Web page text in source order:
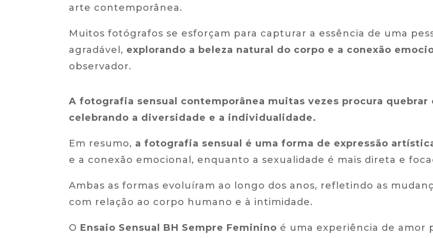
arte contemporânea.
Muitos fotógrafos se esforçam para capturar a essência de uma
agradável, explorando a beleza natural do corpo e a conexão
observador.
A fotografia sensual contemporânea muitas vezes procura
celebrando a diversidade e a individualidade.
Em resumo, a fotografia sensual é uma forma de expressão
e a conexão emocional, enquanto a sexualidade é mais direta e
Ambas as formas evoluíram ao longo dos anos, refletindo as
com relação ao corpo humano e à intimidade.
O Ensaio Sensual BH Sempre Feminino é uma experiência de amor